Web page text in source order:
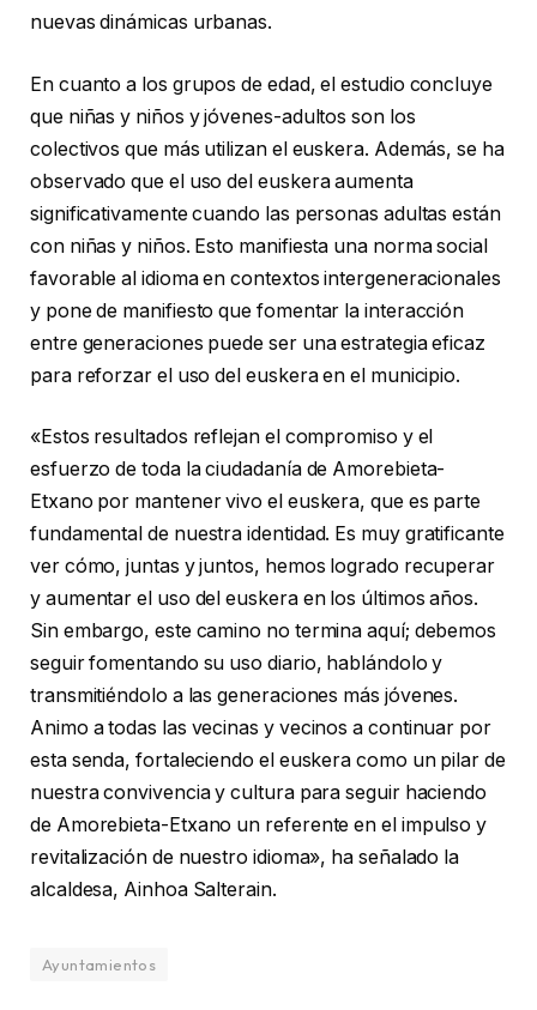
nuevas dinámicas urbanas.
En cuanto a los grupos de edad, el estudio concluye
que niñas y niños y jóvenes-adultos son los
colectivos que más utilizan el euskera. Además, se ha
observado que el uso del euskera aumenta
significativamente cuando las personas adultas están
con niñas y niños. Esto manifiesta una norma social
favorable al idioma en contextos intergeneracionales
y pone de manifiesto que fomentar la interacción
entre generaciones puede ser una estrategia eficaz
para reforzar el uso del euskera en el municipio.
«Estos resultados reflejan el compromiso y el
esfuerzo de toda la ciudadanía de Amorebieta-
Etxano por mantener vivo el euskera, que es parte
fundamental de nuestra identidad. Es muy gratificante
ver cómo, juntas y juntos, hemos logrado recuperar
y aumentar el uso del euskera en los últimos años.
Sin embargo, este camino no termina aquí; debemos
seguir fomentando su uso diario, hablándolo y
transmitiéndolo a las generaciones más jóvenes.
Animo a todas las vecinas y vecinos a continuar por
esta senda, fortaleciendo el euskera como un pilar de
nuestra convivencia y cultura para seguir haciendo
de Amorebieta-Etxano un referente en el impulso y
revitalización de nuestro idioma», ha señalado la
alcaldesa, Ainhoa Salterain.
Ayuntamientos